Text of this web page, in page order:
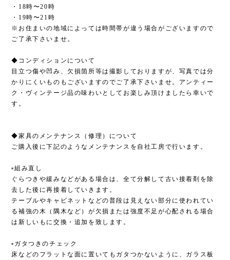
・18時〜20時
・19時〜21時
※お住まいの地域によっては時間帯が違う場合がございますので
ご了承下さいませ。
◆コンディションについて
目立つ傷や凹み、欠損箇所等は撮影しておりますが、写真では分
かりにくいものもございますのでご了承下さいませ。アンティー
ク・ヴィンテージ品の味わいとしてお楽しみ頂けましたら幸いで
す。
◆家具のメンテナンス（修理）について
ご購入後に下記のようなメンテナンスを自社工房で行います。
▫︎組み直し
ぐらつきや緩みなどがある場合は、全て分解して古い接着剤を除
去した後に再接着していきます。
テーブルやキャビネットなどの普段は見えない部分に使われてい
る補強の木（隅木など）が欠損または強度不足が心配される場合
は新しいもに交換・追加を致します。
▫︎ガタつきのチェック
床などのフラットな面に置いてもガタつかないように、ガラス板